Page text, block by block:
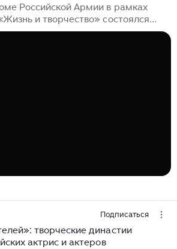
Российской Армии в рамках
и творчество» состоялся
сердца», зрителями
Подписаться
творческие династии
актрис и актеров